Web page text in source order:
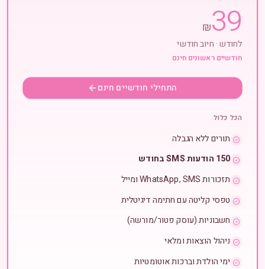
39
₪
לחודש · חיוב חודשי
חודשיים ראשונים חינם
התחילי חודשיים חינם
הכל כלול
תורים ללא הגבלה
150 הודעות SMS בחודש
תזכורות WhatsApp, SMS ומייל
טפסי קליטה עם חתימה דיגיטלית
חשבוניות (עוסק פטור/מורשה)
ניהול הוצאות ומלאי
ימי הולדת וברכות אוטומטיות